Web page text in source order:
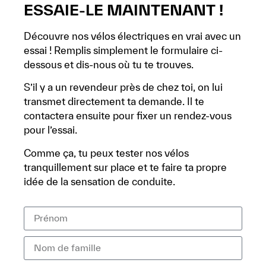
ESSAIE-LE MAINTENANT !
Découvre nos vélos électriques en vrai avec un
essai ! Remplis simplement le formulaire ci-
dessous et dis-nous où tu te trouves.
S’il y a un revendeur près de chez toi, on lui
transmet directement ta demande. Il te
contactera ensuite pour fixer un rendez-vous
pour l’essai.
Comme ça, tu peux tester nos vélos
tranquillement sur place et te faire ta propre
idée de la sensation de conduite.